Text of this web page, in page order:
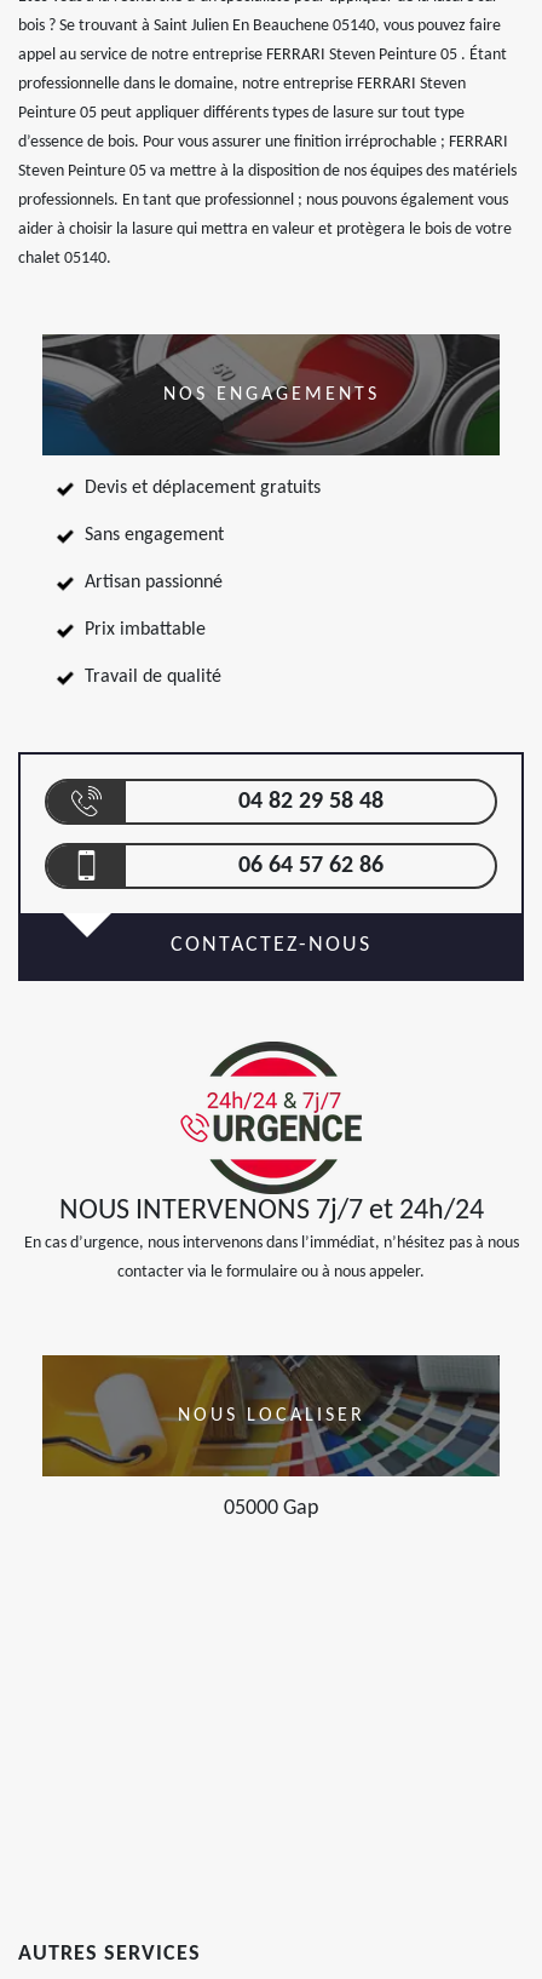
bois ? Se trouvant à Saint Julien En Beauchene 05140, vous pouvez faire
appel au service de notre entreprise FERRARI Steven Peinture 05 . Étant
professionnelle dans le domaine, notre entreprise FERRARI Steven
Peinture 05 peut appliquer différents types de lasure sur tout type
d’essence de bois. Pour vous assurer une finition irréprochable ; FERRARI
Steven Peinture 05 va mettre à la disposition de nos équipes des matériels
professionnels. En tant que professionnel ; nous pouvons également vous
aider à choisir la lasure qui mettra en valeur et protègera le bois de votre
chalet 05140.
NOS ENGAGEMENTS
Devis et déplacement gratuits
Sans engagement
Artisan passionné
Prix imbattable
Travail de qualité
04 82 29 58 48
06 64 57 62 86
CONTACTEZ-NOUS
NOUS INTERVENONS 7j/7 et 24h/24
En cas d’urgence, nous intervenons dans l’immédiat, n’hésitez pas à nous
contacter via le formulaire ou à nous appeler.
NOUS LOCALISER
05000 Gap
AUTRES SERVICES